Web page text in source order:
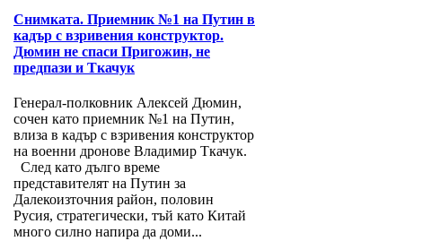
Снимката. Приемник №1 на Путин в
кадър с взривения конструктор.
Дюмин не спаси Пригожин, не
предпази и Ткачук
Генерал-полковник Алексей Дюмин,
сочен като приемник №1 на Путин,
влиза в кадър с взривения конструктор
на военни дронове Владимир Ткачук.
След като дълго време
представителят на Путин за
Далекоизточния район, половин
Русия, стратегически, тъй като Китай
много силно напира да доми...